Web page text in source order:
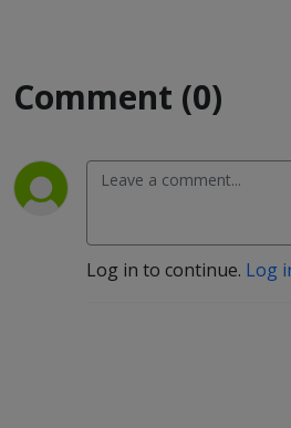
Comment (0)
Log in to continue. Log